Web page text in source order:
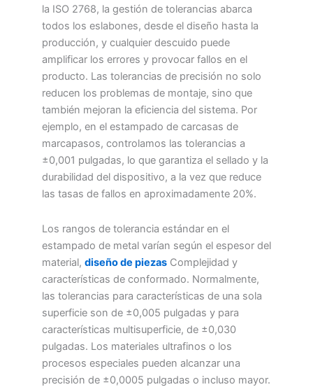
la ISO 2768, la gestión de tolerancias abarca
todos los eslabones, desde el diseño hasta la
producción, y cualquier descuido puede
amplificar los errores y provocar fallos en el
producto. Las tolerancias de precisión no solo
reducen los problemas de montaje, sino que
también mejoran la eficiencia del sistema. Por
ejemplo, en el estampado de carcasas de
marcapasos, controlamos las tolerancias a
±0,001 pulgadas, lo que garantiza el sellado y la
durabilidad del dispositivo, a la vez que reduce
las tasas de fallos en aproximadamente 20%.
Los rangos de tolerancia estándar en el
estampado de metal varían según el espesor del
material, diseño de piezas Complejidad y
características de conformado. Normalmente,
las tolerancias para características de una sola
superficie son de ±0,005 pulgadas y para
características multisuperficie, de ±0,030
pulgadas. Los materiales ultrafinos o los
procesos especiales pueden alcanzar una
precisión de ±0,0005 pulgadas o incluso mayor.